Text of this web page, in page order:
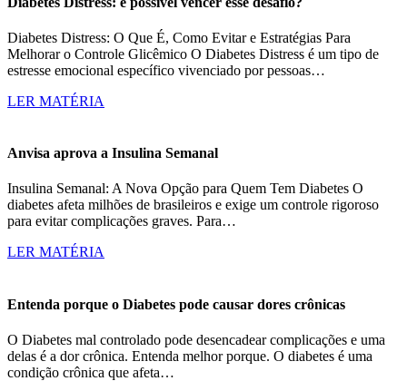
Diabetes Distress: O Que É, Como Evitar e Estratégias Para
Melhorar o Controle Glicêmico O Diabetes Distress é um tipo de
estresse emocional específico vivenciado por pessoas…
LER MATÉRIA
Anvisa aprova a Insulina Semanal
Insulina Semanal: A Nova Opção para Quem Tem Diabetes O
diabetes afeta milhões de brasileiros e exige um controle rigoroso
para evitar complicações graves. Para…
LER MATÉRIA
Entenda porque o Diabetes pode causar dores crônicas
O Diabetes mal controlado pode desencadear complicações e uma
delas é a dor crônica. Entenda melhor porque. O diabetes é uma
condição crônica que afeta…